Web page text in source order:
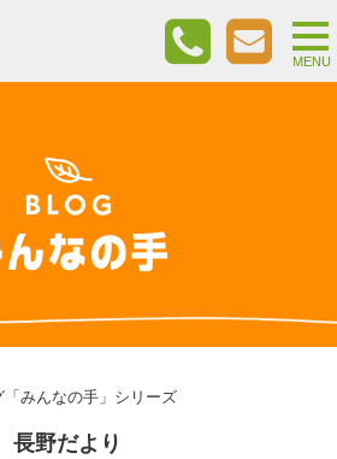
「みんなの手」シリーズ
長野だより
MENU